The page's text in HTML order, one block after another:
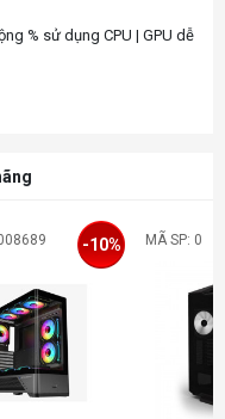
% sử dụng CPU | GPU dễ
trợ ARGB và chuẩn các
-10% MÃ SP: 0